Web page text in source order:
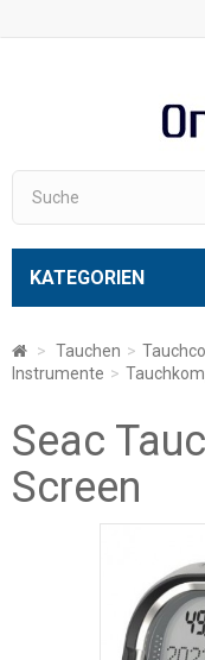
KATEGORIEN
> Tauchen >
Instrumente >
Seac
Screen